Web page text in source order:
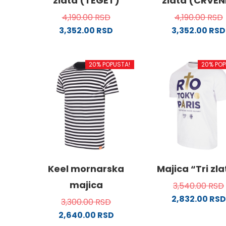
4,190.00RSD
3,352.00 RSD
ima
više
varijanti.
Opcije
mogu
biti
izabrane
na
stranici
proizvoda.
4,190.00RSD
3,352.00 RSD
ima
više
varijanti.
Opcije
mogu
stranici
20% POPUSTA!
Keel mornarska
majica
3,300.00RSD
2,640.00 RSD
20%
Majica “Tri
3,540.00RSD
2,832.00 RSD